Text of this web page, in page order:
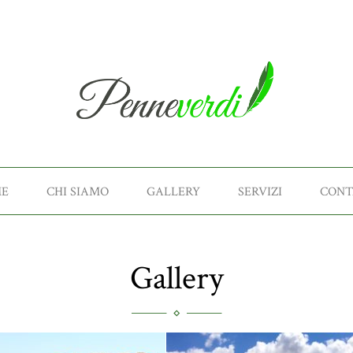
CHI SIAMO GALLERY SERVIZI
Gallery